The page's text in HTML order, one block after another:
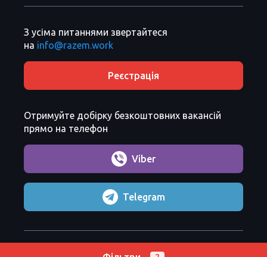
З усіма питаннями звертайтеся
на info@razem.work
Реєстрація
Отримуйте добірку безкоштовних вакансій
прямо на телефон
Viber
Telegram